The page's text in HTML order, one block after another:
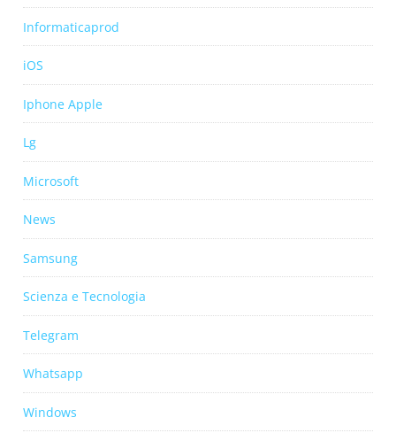
Informaticaprod
iOS
Iphone Apple
Lg
Microsoft
News
Samsung
Scienza e Tecnologia
Telegram
Whatsapp
Windows